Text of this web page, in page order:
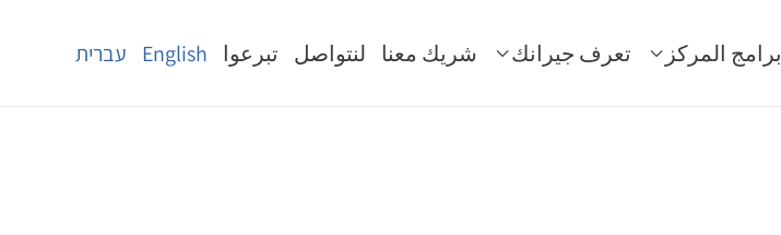
برامج المركز تعرف جيرانك شريك معنا لنتواصل تبرعوا English עברית